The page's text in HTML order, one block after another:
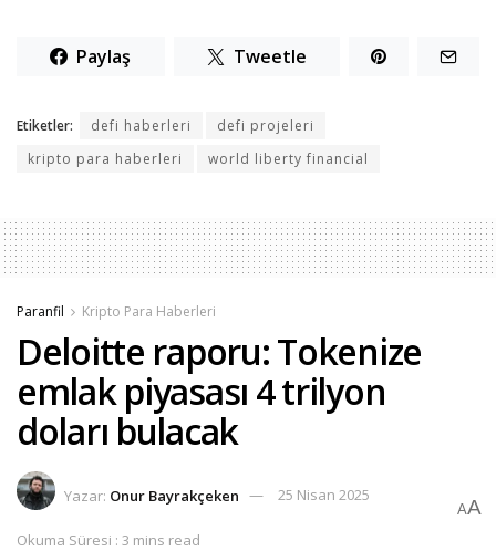
Paylaş Tweetle
Etiketler: defi haberleri
defi projeleri
kripto para haberleri
world liberty financial
Paranfil Kripto Para Haberleri
Deloitte raporu: Tokenize
emlak piyasası 4 trilyon
doları bulacak
Yazar: Onur Bayrakçeken 25 Nisan 2025
Okuma Süresi : 3 mins read
AA